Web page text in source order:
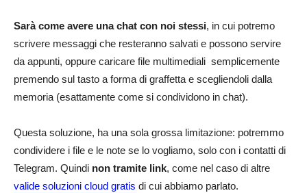
Sarà come avere una chat con noi stessi, in cui potremo
scrivere messaggi che resteranno salvati e possono servire
da appunti, oppure caricare file multimediali semplicemente
premendo sul tasto a forma di graffetta e scegliendoli dalla
memoria (esattamente come si condividono in chat).
Questa soluzione, ha una sola grossa limitazione: potremmo
condividere i file e le note se lo vogliamo, solo con i contatti di
Telegram. Quindi non tramite link, come nel caso di altre
valide soluzioni cloud gratis di cui abbiamo parlato.